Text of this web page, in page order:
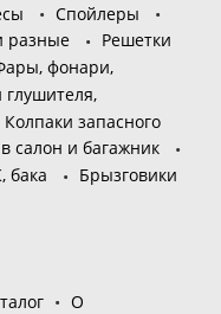
Спойлеры
разные
Решетки
фонари,
глушителя,
Колпаки запасного
салон и багажник
бака
Брызговики
О